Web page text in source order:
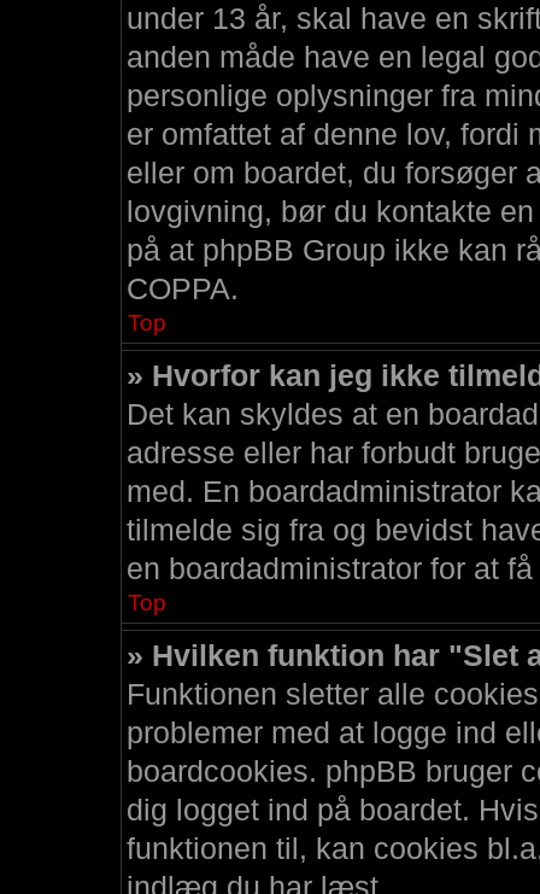
under 13 år, skal have en
anden måde have en legal
personlige oplysninger fra
er omfattet af denne lov, fordi
eller om boardet, du forsøger
lovgivning, bør du kontakte
på at phpBB Group ikke kan
COPPA.
Top
» Hvorfor kan jeg ikke
Det kan skyldes at en
adresse eller har forbudt
med. En boardadministrator
tilmelde sig fra og bevidst
en boardadministrator for at
Top
» Hvilken funktion har "Slet
Funktionen sletter alle
problemer med at logge ind
boardcookies. phpBB bruger
dig logget ind på boardet.
funktionen til, kan cookies
indlæg du har læst.